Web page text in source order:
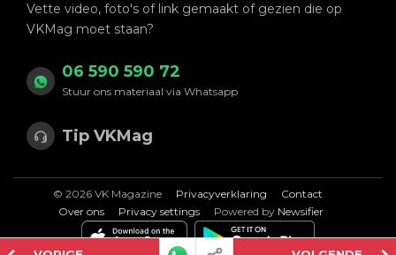
Vette video, foto's of link gemaakt of gezien die op
VKMag moet staan?
06 590 590 72
Stuur ons materiaal via Whatsapp
Tip VKMag
© 2026 VK Magazine Privacyverklaring
Contact
Over ons
Privacy settings Powered by Newsifier